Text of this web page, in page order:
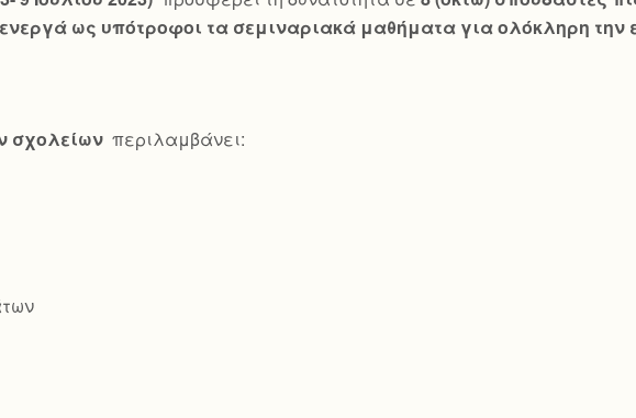
ως υπότροφοι τα σεμιναριακά μαθήματα για ολόκληρη την
σχολείων περιλαμβάνει: